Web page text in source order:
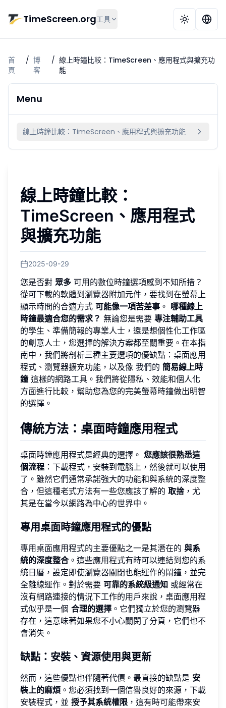
TimeScreen.org工具
首
頁
/ 博
客
/ 線上時鐘比較：TimeScreen、應用程式與擴充功
能
Menu
線上時鐘比較：TimeScreen、應用程式與擴充功能
線上時鐘比較：
TimeScreen、應用程式
與擴充功能
2025-09-29
您是否對 眾多 可用的數位時鐘選項感到不知所措？
從可下載的軟體到瀏覽器附加元件，要找到在螢幕上
顯示時間的合適方式 可能像一項苦差事 。 哪種線上
時鐘最適合您的需求？ 無論您是需要 專注輔助工具
的學生、準備簡報的專業人士，還是想個性化工作區
的創意人士，您選擇的解決方案都至關重要。在本指
南中，我們將剖析三種主要選項的優缺點：桌面應用
程式、瀏覽器擴充功能，以及像 我們的 簡易線上時
鐘這樣的網路工具。我們將從隱私、效能和個人化
方面進行比較，幫助您為您的完美螢幕時鐘做出明智
的選擇。
傳統方法：桌面時鐘應用程式
桌面時鐘應用程式是經典的選擇。 您應該很熟悉這
個流程 ：下載程式，安裝到電腦上，然後就可以使用
了。雖然它們通常承諾強大的功能和與系統的深度整
合，但這種老式方法有一些您應該了解的 取捨，尤
其是在當今以網路為中心的世界中。
專用桌面時鐘應用程式的優點
專用桌面應用程式的主要優點之一是其潛在的 與系
統的深度整合 。這些應用程式有時可以連結到您的系
統日曆，設定即使瀏覽器關閉也能運作的鬧鐘，並完
全離線運作。對於需要 可靠的系統級通知 或經常在
沒有網路連接的情況下工作的用戶來說，桌面應用程
式似乎是一個 合理的選擇 。它們獨立於您的瀏覽器
存在，這意味著如果您不小心關閉了分頁，它們也不
會消失。
缺點：安裝、資源使用與更新
然而，這些優點也伴隨著代價。最直接的缺點是 安
裝上的麻煩 。您必須找到一個信譽良好的來源，下載
安裝程式，並 授予其系統權限 ，這有時可能帶來安